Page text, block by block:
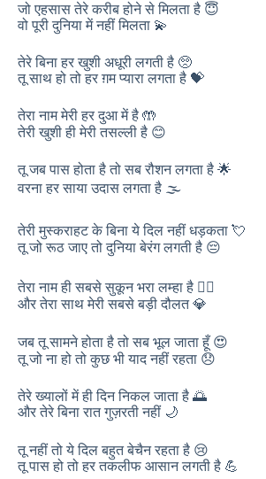
जो एहसास तेरे करीब होने से मिलता है 😇
वो पूरी दुनिया में नहीं मिलता 💫
तेरे बिना हर खुशी अधूरी लगती है 🥺
तू साथ हो तो हर ग़म प्यारा लगता है 💝
तेरा नाम मेरी हर दुआ में है 🤲
तेरी खुशी ही मेरी तसल्ली है 😊
तू जब पास होता है तो सब रौशन लगता है 🌟
वरना हर साया उदास लगता है 🌫️
तेरी मुस्कराहट के बिना ये दिल नहीं धड़कता 💘
तू जो रूठ जाए तो दुनिया बेरंग लगती है 😔
तेरा नाम ही सबसे सुकून भरा लम्हा है 🧘‍♀️
और तेरा साथ मेरी सबसे बड़ी दौलत 💎
जब तू सामने होता है तो सब भूल जाता हूँ 😍
तू जो ना हो तो कुछ भी याद नहीं रहता 😞
तेरे ख्यालों में ही दिन निकल जाता है 🌅
और तेरे बिना रात गुज़रती नहीं 🌙
तू नहीं तो ये दिल बहुत बेचैन रहता है 😢
तू पास हो तो हर तकलीफ आसान लगती है 💪